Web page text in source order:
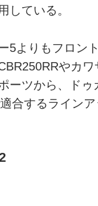
している。
5よりもフロン
やカ
ーツから、ドゥ
合するラインア